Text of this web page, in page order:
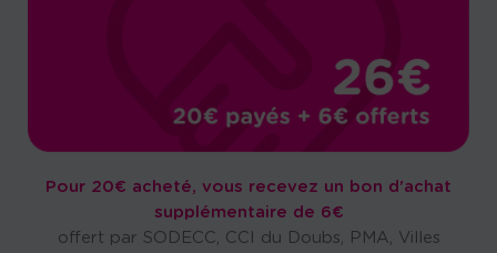
Pour 20€ acheté, vous recevez un bon d'achat
supplémentaire de 6€
offert par SODECC, CCI du Doubs, PMA, Villes